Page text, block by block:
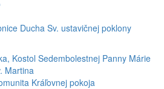
Ducha Sv. ustavičnej poklony
Kostol Sedembolestnej Panny Márie
Martina
Kráľovnej pokoja